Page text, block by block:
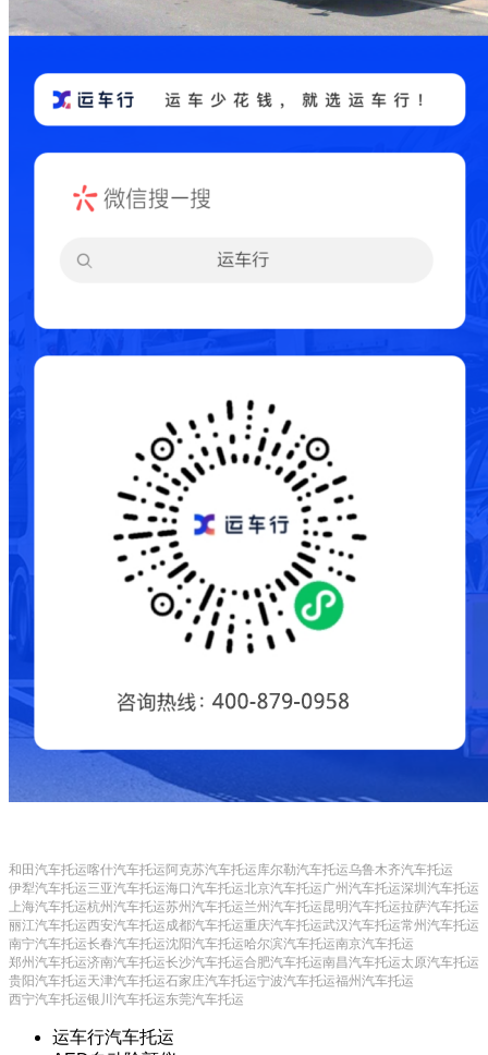
和田汽车托运喀什汽车托运阿克苏汽车托运库尔勒汽车托运乌鲁木齐汽车托运
伊犁汽车托运三亚汽车托运海口汽车托运北京汽车托运广州汽车托运深圳汽车托运
上海汽车托运杭州汽车托运苏州汽车托运兰州汽车托运昆明汽车托运拉萨汽车托运
丽江汽车托运西安汽车托运成都汽车托运重庆汽车托运武汉汽车托运常州汽车托运
南宁汽车托运长春汽车托运沈阳汽车托运哈尔滨汽车托运南京汽车托运
郑州汽车托运济南汽车托运长沙汽车托运合肥汽车托运南昌汽车托运太原汽车托运
贵阳汽车托运天津汽车托运石家庄汽车托运宁波汽车托运福州汽车托运
西宁汽车托运银川汽车托运东莞汽车托运
运车行汽车托运